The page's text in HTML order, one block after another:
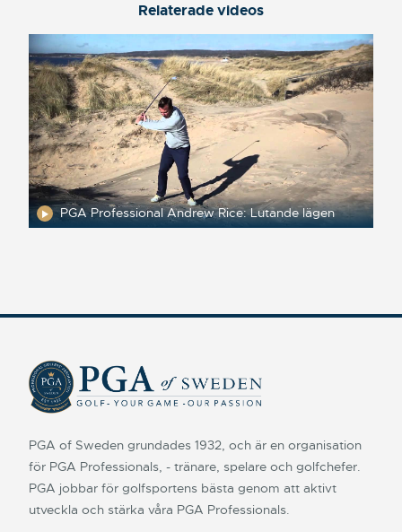
Relaterade videos
PGA Professional Andrew Rice: Lutande lägen
PGA of Sweden grundades 1932, och är en organisation
för PGA Professionals, - tränare, spelare och golfchefer.
PGA jobbar för golfsportens bästa genom att aktivt
utveckla och stärka våra PGA Professionals.